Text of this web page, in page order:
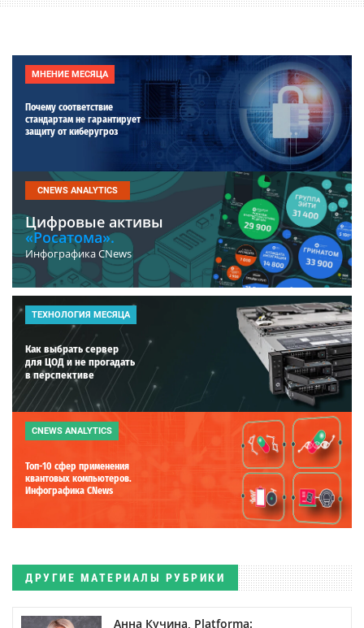
МНЕНИЕ МЕСЯЦА
Почему соответствие
стандартам не гарантирует
защиту от киберугроз
CNEWS ANALYTICS
Цифровые активы
«Росатома».
Инфографика CNews
ТЕХНОЛОГИЯ МЕСЯЦА
Как выбрать сервер
для ЦОД и не прогадать
в перспективе
CNEWS ANALYTICS
Топ-10 сфер применения
квантовых компьютеров.
Инфографика CNews
ДРУГИЕ МАТЕРИАЛЫ РУБРИКИ
Анна Кучина, Platforma: